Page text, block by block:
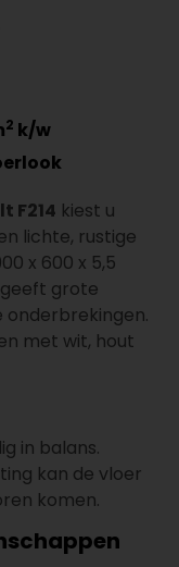
2 k/w
F214 kiest u
lichte, rustige
x 600 x 5,5
grote
onderbrekingen.
met wit, hout
in balans.
kan de vloer
komen.